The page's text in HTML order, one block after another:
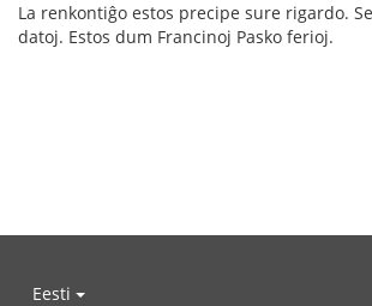
La renkontiĝo estos precipe sure rigardo.
datoj. Estos dum Francinoj Pasko ferioj.
Eesti